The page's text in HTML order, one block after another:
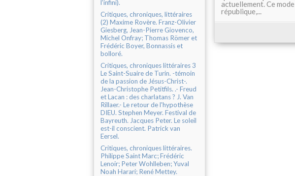
l'infini).
Critiques, chroniques, littéraires
(2) Maxime Rovère. Franz-Olivier
Giesberg, Jean-Pierre Giovenco,
Michel Onfray; Thomas Römer et
Frédéric Boyer, Bonnassis et
bolloré.
Critiques, chroniques littéraires 3
Le Saint-Suaire de Turin. -témoin
de la passion de Jésus-Christ-.
Jean-Christophe Petitfils. .- Freud
et Lacan : des charlatans ? J. Van
Rillaer.- Le retour de l'hypothèse
DIEU. Stephen Meyer. Festival de
Bayreuth. Jacques Peter. Le soleil
est-il conscient. Patrick van
Eersel.
Critiques, chroniques littéraires.
Philippe Saint Marc; Frédéric
Lenoir; Peter Wohlleben; Yuval
Noah Harari; René Mettey.
actuellement. Ce
république,...